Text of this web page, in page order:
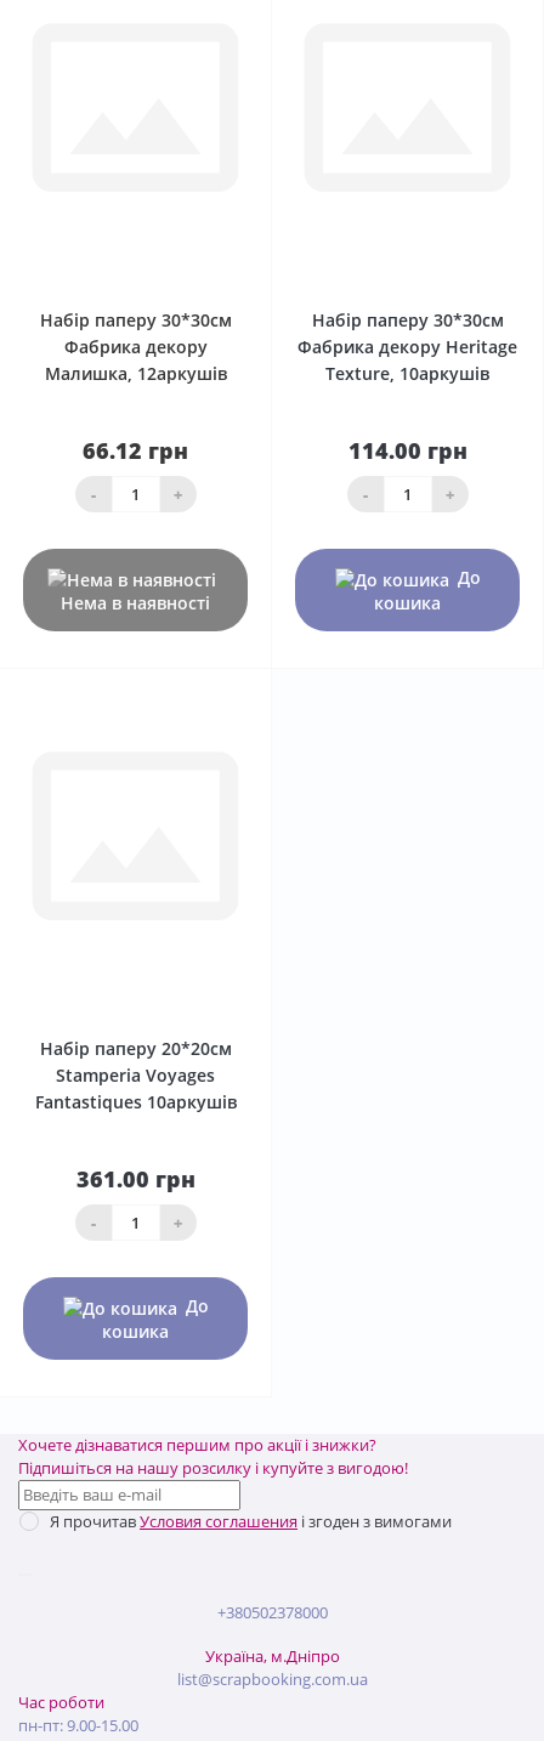
Набір паперу 30*30см
Фабрика декору
Малишка, 12аркушів
66.12 грн
- +
Нема в наявності
Набір паперу 30*30см
Фабрика декору Heritage
Texture, 10аркушів
114.00 грн
- +
До
кошика
Набір паперу 20*20см
Stamperia Voyages
Fantastiques 10аркушів
361.00 грн
- +
До
кошика
Хочете дізнаватися першим про акції і знижки?
Підпишіться на нашу розсилку і купуйте з вигодою!
Я прочитавУсловия соглашения і згоден з вимогами
+380502378000
Україна, м.Дніпро
list@scrapbooking.com.ua
Час роботи
пн-пт: 9.00-15.00